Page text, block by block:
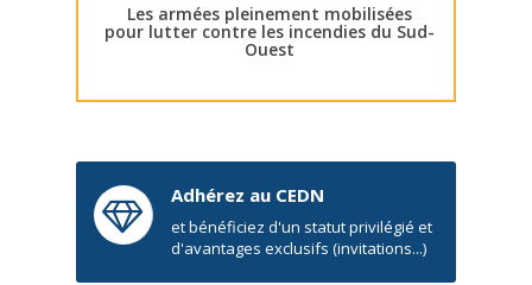
Les armées pleinement mobilisées
pour lutter contre les incendies du Sud-
Ouest
Adhérez au CEDN
et bénéficiez d'un statut privilégié et
d'avantages exclusifs (invitations...)